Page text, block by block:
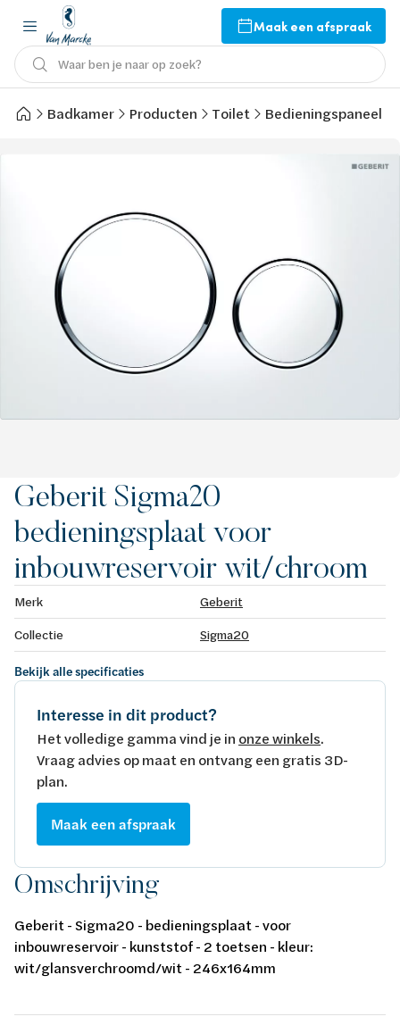
Maak een afspraak
Waar ben je naar op zoek?
Badkamer Producten Toilet Bedieningspaneel
Geberit Sigma20
bedieningsplaat voor
inbouwreservoir wit/chroom
Merk
Geberit
Collectie
Sigma20
Bekijk alle specificaties
Interesse in dit product?
Het volledige gamma vind je in onze winkels.
Vraag advies op maat en ontvang een gratis 3D-
plan.
Maak een afspraak
Omschrijving
Geberit - Sigma20 - bedieningsplaat - voor
inbouwreservoir - kunststof - 2 toetsen - kleur:
wit/glansverchroomd/wit - 246x164mm